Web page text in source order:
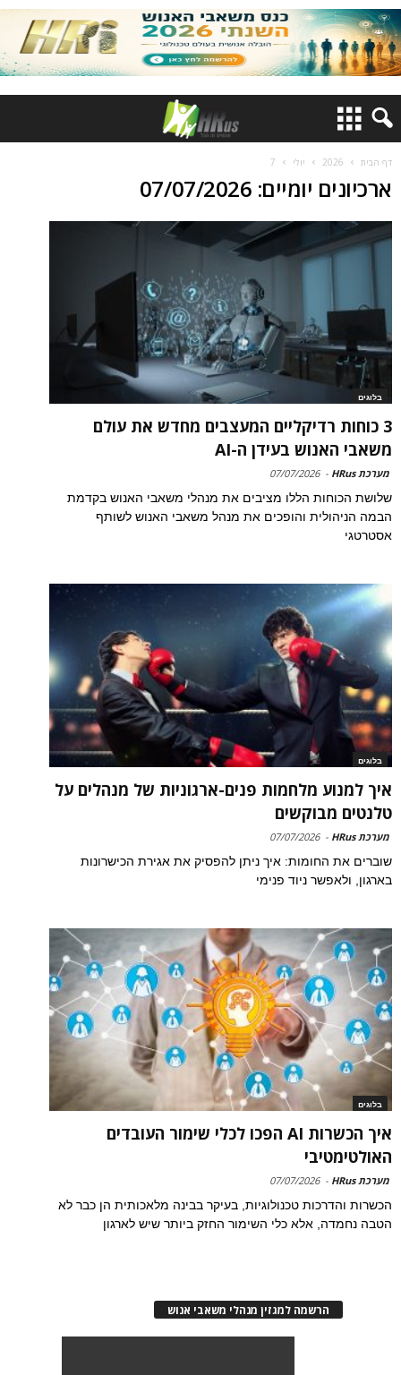
דף הבית 2026 יולי 7
ארכיונים יומיים: 07/07/2026
בלוגים
3 כוחות רדיקליים המעצבים מחדש את עולם
משאבי האנוש בעידן ה-AI
מערכת HRus -
07/07/2026
שלושת הכוחות הללו מציבים את מנהלי משאבי האנוש בקדמת
הבמה הניהולית והופכים את מנהל משאבי האנוש לשותף
אסטרטגי
בלוגים
איך למנוע מלחמות פנים-ארגוניות של מנהלים על
טלנטים מבוקשים
מערכת HRus -
07/07/2026
שוברים את החומות: איך ניתן להפסיק את אגירת הכישרונות
בארגון, ולאפשר ניוד פנימי
בלוגים
איך הכשרות AI הפכו לכלי שימור העובדים
האולטימטיבי
מערכת HRus -
07/07/2026
הכשרות והדרכות טכנולוגיות, בעיקר בבינה מלאכותית הן כבר לא
הטבה נחמדה, אלא כלי השימור החזק ביותר שיש לארגון
הרשמה למגזין מנהלי משאבי אנוש